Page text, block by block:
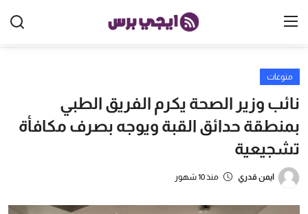
الرئيسية
الخليج
العالم
الرياضة
منوعات
نائب وزير الصحة يكرم الفريق الطبي
بمنطقة حدائق القبة ويوجه بصرف مكافأة
تشجيعية
ايمن قدري منذ 10 شهور